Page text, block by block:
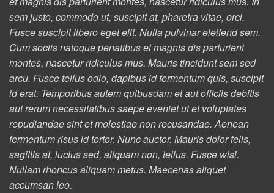
sem justo, commodo ut, suscipit at, pharetra vitae, orci.
Fusce suscipit libero eget elit. Nulla pulvinar eleifend sem.
Cum sociis natoque penatibus et magnis dis parturient
montes, nascetur ridiculus mus. Mauris tincidunt sem sed
arcu. Fusce tellus odio, dapibus id fermentum quis, suscipit
id erat. Temporibus autem quibusdam et aut officiis debitis
aut rerum necessitatibus saepe eveniet ut et voluptates
repudiandae sint et molestiae non recusandae. Aenean
fermentum risus id tortor. Nunc auctor. Mauris dolor felis,
sagittis at, luctus sed, aliquam non, tellus. Fusce wisi.
Nullam rhoncus aliquam metus. Maecenas aliquet
accumsan leo.